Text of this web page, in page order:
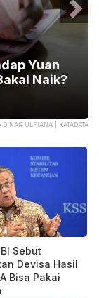
DINAR ULFIANA | KATADATA
Yuan
Naik?
Sebut
Devisa Hasil
Bisa Pakai